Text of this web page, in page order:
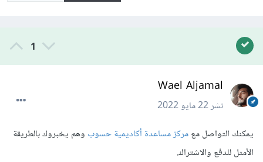
1
Wael Aljamal
نشر22 مايو 2022
يمكنك التواصل معمركز مساعدة أكاديمية حسوبوهم يخبروك بالطريقة
الأمثل للدفع والاشتراك.